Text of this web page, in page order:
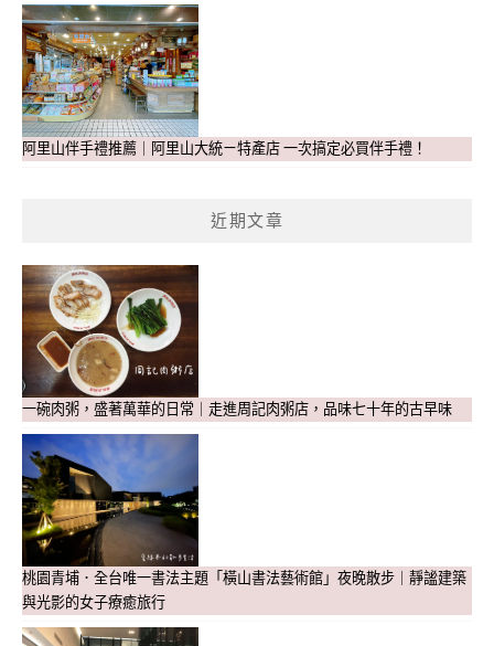
阿里山伴手禮推薦｜阿里山大統ㄧ特產店 一次搞定必買伴手禮！
近期文章
一碗肉粥，盛著萬華的日常｜走進周記肉粥店，品味七十年的古早味
桃園青埔．全台唯一書法主題「橫山書法藝術館」夜晚散步｜靜謐建築
與光影的女子療癒旅行